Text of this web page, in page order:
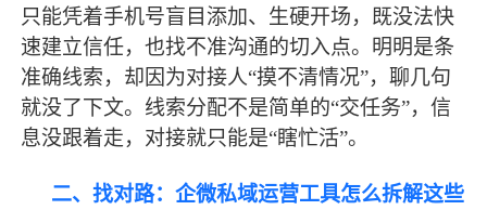
只能凭着手机号盲目添加、生硬开场，既没法快
速建立信任，也找不准沟通的切入点。明明是条
准确线索，却因为对接人“摸不清情况”，聊几句
就没了下文。线索分配不是简单的“交任务”，信
息没跟着走，对接就只能是“瞎忙活”。
二、找对路：企微私域运营工具怎么拆解这些